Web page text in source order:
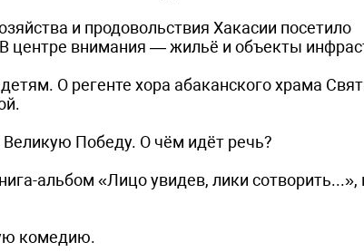
и продовольствия Хакасии посетило
центре внимания — жильё и объекты
О регенте хора абаканского храма
Победу. О чём идёт речь?
альбом «Лицо увидев, лики сотворить...»,
комедию.